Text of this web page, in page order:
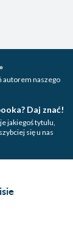
autorem naszego
Daj znać!
jakiegoś tytulu,
się u nas